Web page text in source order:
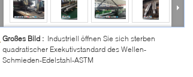
Großes Bild : Industriell öffnen Sie sich sterben
quadratischer Exekutivstandard des Wellen-
Schmieden-Edelstahl-ASTM